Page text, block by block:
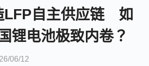
LFP自主供应链 如
锂电池极致内卷？
06/12